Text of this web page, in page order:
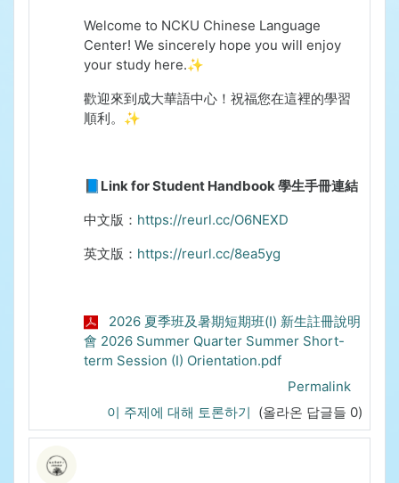
Welcome to NCKU Chinese Language
Center! We sincerely hope you will enjoy
your study here.✨
歡迎來到成大華語中心！祝福您在這裡的學習
順利。✨
📘Link for Student Handbook 學生手冊連結
中文版： https://reurl.cc/O6NEXD
英文版： https://reurl.cc/8ea5yg
2026 夏季班及暑期短期班(I) 新生註冊說明
會 2026 Summer Quarter Summer Short-
term Session (I) Orientation.pdf
Permalink
이 주제에 대해 토론하기 (올라온 답글들 0)